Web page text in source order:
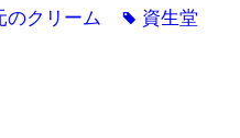
のクリーム tag 資生堂